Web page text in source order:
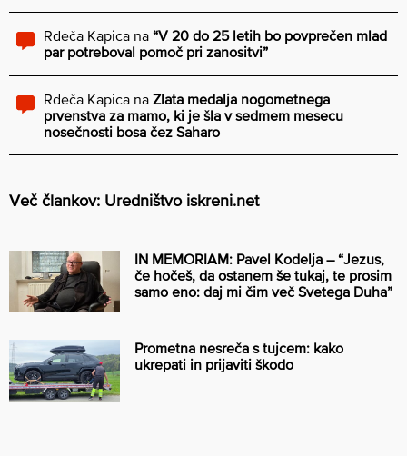
Rdeča Kapica na “V 20 do 25 letih bo povprečen mlad
par potreboval pomoč pri zanositvi”
Rdeča Kapica na Zlata medalja nogometnega
prvenstva za mamo, ki je šla v sedmem mesecu
nosečnosti bosa čez Saharo
Več člankov: Uredništvo iskreni.net
IN MEMORIAM: Pavel Kodelja – “Jezus,
če hočeš, da ostanem še tukaj, te prosim
samo eno: daj mi čim več Svetega Duha”
Prometna nesreča s tujcem: kako
ukrepati in prijaviti škodo